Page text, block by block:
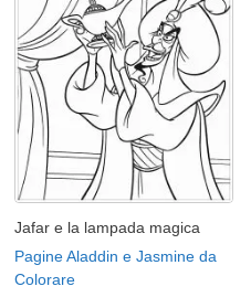
Jafar e la lampada magica
Pagine Aladdin e Jasmine da
Colorare